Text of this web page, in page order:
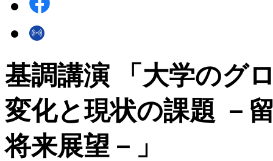
基調講演 「大学のグ
変化と現状の課題 －
将来展望－」